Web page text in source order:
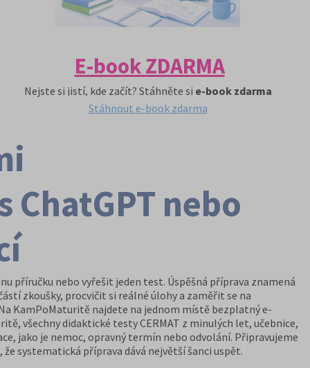
E-book ZDARMA
Nejste si jistí, kde začít? Stáhněte si e-book zdarma
Stáhnout e-book zdarma
ChatGPT nebo
příručku nebo vyřešit jeden test. Úspěšná příprava znamená
zkoušky, procvičit si reálné úlohy a zaměřit se na
KamPoMaturitě najdete na jednom místě bezplatný e-
všechny didaktické testy CERMAT z minulých let, učebnice,
jako je nemoc, opravný termín nebo odvolání. Připravujeme
že systematická příprava dává největší šanci uspět.